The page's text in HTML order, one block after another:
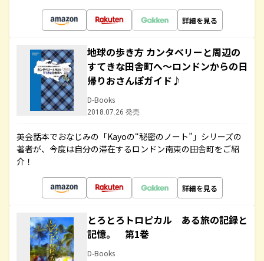
詳細を見る
地球の歩き方 カンタベリーと周辺の
すてきな田舎町へ～ロンドンからの日
帰りおさんぽガイド♪
D-Books
2018.07.26 発売
英会話本でおなじみの「Kayoの“秘密のノート”」シリーズの
著者が、今度は自分の滞在するロンドン南東の田舎町をご紹
介！
詳細を見る
とろとろトロピカル ある旅の記録と
記憶。 第1巻
D-Books